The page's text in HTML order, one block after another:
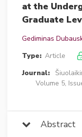
at the
Graduate
Gediminas
Type: Article
Journal:
Volume 5,
Abstract